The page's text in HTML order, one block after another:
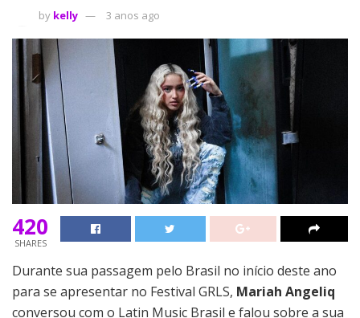
by kelly 3 anos ago
420
SHARES
Durante sua passagem pelo Brasil no início deste ano
para se apresentar no Festival GRLS, Mariah Angeliq
conversou com o Latin Music Brasil e falou sobre a sua